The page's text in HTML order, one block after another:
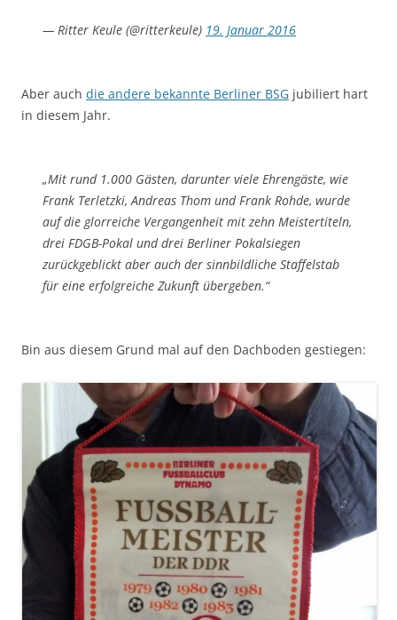
— Ritter Keule (@ritterkeule) 19. Januar 2016
Aber auch die andere bekannte Berliner BSG jubiliert hart
in diesem Jahr.
„Mit rund 1.000 Gästen, darunter viele Ehrengäste, wie
Frank Terletzki, Andreas Thom und Frank Rohde, wurde
auf die glorreiche Vergangenheit mit zehn Meistertiteln,
drei FDGB-Pokal und drei Berliner Pokalsiegen
zurückgeblickt aber auch der sinnbildliche Staffelstab
für eine erfolgreiche Zukunft übergeben.“
Bin aus diesem Grund mal auf den Dachboden gestiegen: